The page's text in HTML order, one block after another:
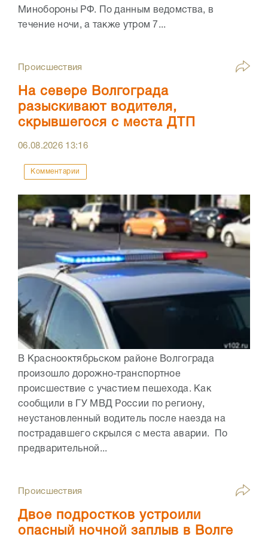
Минобороны РФ. По данным ведомства, в
течение ночи, а также утром 7...
Происшествия
На севере Волгограда
разыскивают водителя,
скрывшегося с места ДТП
06.08.2026 13:16
Комментарии
В Краснооктябрьском районе Волгограда
произошло дорожно-транспортное
происшествие с участием пешехода. Как
сообщили в ГУ МВД России по региону,
неустановленный водитель после наезда на
пострадавшего скрылся с места аварии. По
предварительной...
Происшествия
Двое подростков устроили
опасный ночной заплыв в Волге